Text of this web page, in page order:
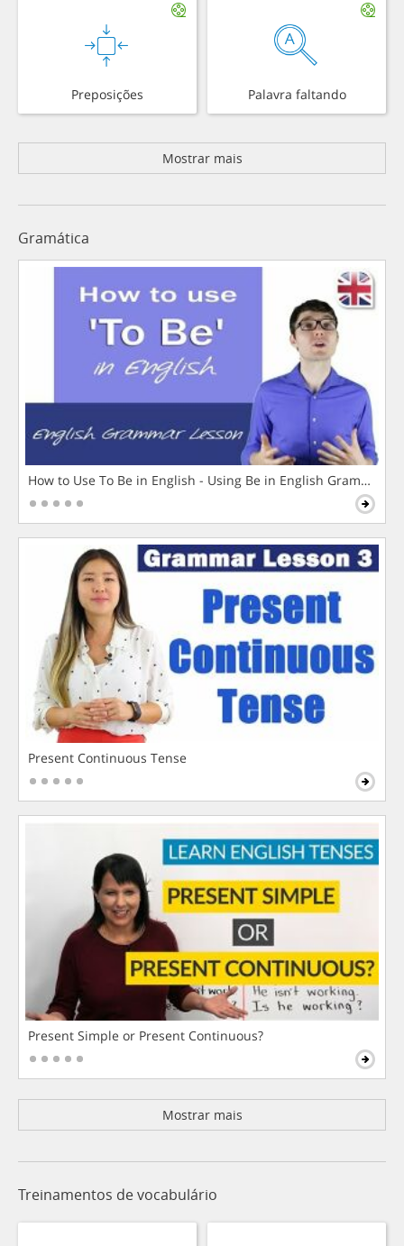
Preposições Palavra faltando
Mostrar mais
Gramática
How to Use To Be in English - Using Be in English Grammar
Present Continuous Tense
Present Simple or Present Continuous?
Mostrar mais
Treinamentos de vocabulário